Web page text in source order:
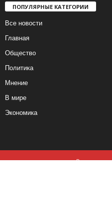
ПОПУЛЯРНЫЕ КАТЕГОРИИ
Все новости
Главная
Общество
Политика
Мнение
В мире
Экономика
Все новости